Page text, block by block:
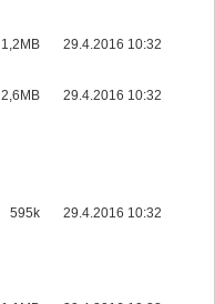
1,2MB 29.4.2016 10:32
2,6MB 29.4.2016 10:32
595k 29.4.2016 10:32